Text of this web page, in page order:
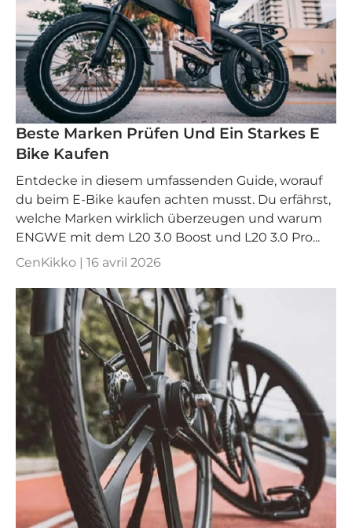
Beste Marken Prüfen Und Ein Starkes E
Bike Kaufen
Entdecke in diesem umfassenden Guide, worauf
du beim E-Bike kaufen achten musst. Du erfährst,
welche Marken wirklich überzeugen und warum
ENGWE mit dem L20 3.0 Boost und L20 3.0 Pro...
CenKikko | 16 avril 2026